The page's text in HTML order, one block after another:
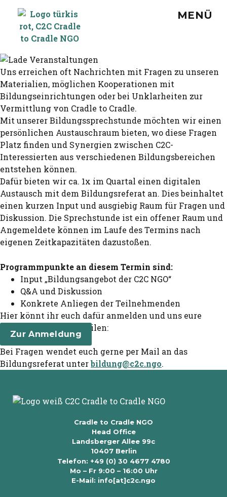
MENÜ
Uns erreichen oft Nachrichten mit Fragen zu unseren
Materialien, möglichen Kooperationen mit
Bildungseinrichtungen oder bei Unklarheiten zur
Vermittlung von Cradle to Cradle.
Mit unserer Bildungssprechstunde möchten wir einen
persönlichen Austauschraum bieten, wo diese Fragen
Platz finden und Synergien zwischen C2C-
Interessierten aus verschiedenen Bildungsbereichen
entstehen können.
Dafür bieten wir ca. 1x im Quartal einen digitalen
Austausch mit dem Bildungsreferat an. Dies beinhaltet
einen kurzen Input und ausgiebig Raum für Fragen und
Diskussion. Die Sprechstunde ist ein offener Raum und
Angemeldete können im Laufe des Termins nach
eigenen Zeitkapazitäten dazustoßen.
Programmpunkte an diesem Termin sind:
Input „Bildungsangebot der C2C NGO“
Q&A und Diskussion
Konkrete Anliegen der Teilnehmenden
Hier könnt ihr euch dafür anmelden und uns eure
Wunschthemen mitteilen:
Zur Anmeldung
Bei Fragen wendet euch gerne per Mail an das
Bildungsreferat unterbildung@c2c.ngo.
Cradle to Cradle NGO
Head Office
Landsberger Allee 99c
10407 Berlin
Telefon: +49 (0) 30 4677 4780
Mo – Fr 9:00 – 16:00 Uhr
E-Mail: info[at]c2c.ngo